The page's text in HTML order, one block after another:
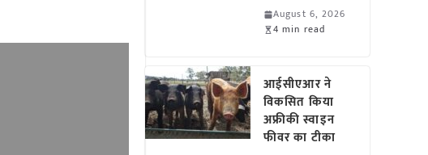
August 6, 2026
4 min read
आईसीएआर ने
विकसित किया
अफ्रीकी स्वाइन
फीवर का टीका